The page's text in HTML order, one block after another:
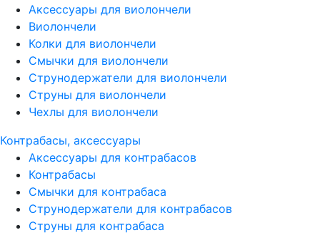
Аксессуары для виолончели
Виолончели
Колки для виолончели
Смычки для виолончели
Струнодержатели для виолончели
Струны для виолончели
Чехлы для виолончели
Контрабасы, аксессуары
Аксессуары для контрабасов
Контрабасы
Смычки для контрабаса
Струнодержатели для контрабасов
Струны для контрабаса